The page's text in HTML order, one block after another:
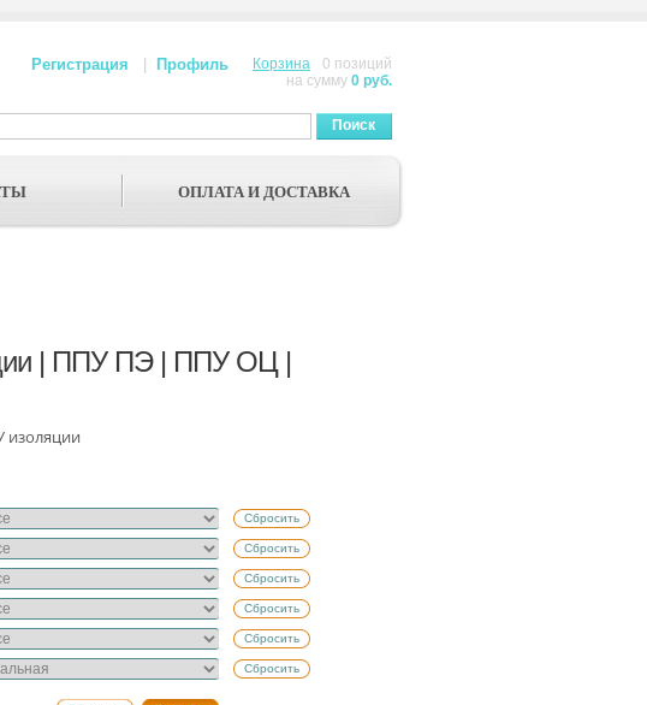
Регистрация Профиль Корзина
0 позиций
на сумму 0 руб.
Поиск
ОПЛАТА И ДОСТАВКА
| ППУ ПЭ | ППУ ОЦ |
изоляции
Сбросить
Сбросить
Сбросить
Сбросить
Сбросить
Сбросить